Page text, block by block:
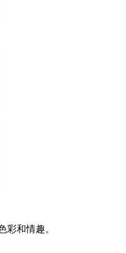
和情趣。